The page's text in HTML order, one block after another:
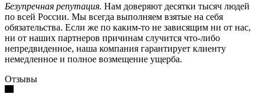
Безупречная репутация. Нам доверяют десятки тысяч людей
по всей России. Мы всегда выполняем взятые на себя
обязательства. Если же по каким-то не зависящим ни от нас,
ни от наших партнеров причинам случится что-либо
непредвиденное, наша компания гарантирует клиенту
немедленное и полное возмещение ущерба.
Отзывы